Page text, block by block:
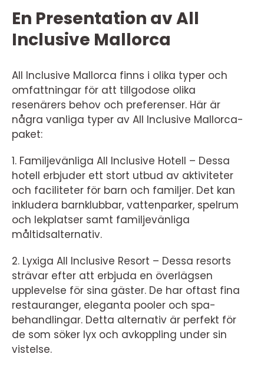
En Presentation av All
Inclusive Mallorca
All Inclusive Mallorca finns i olika typer och
omfattningar för att tillgodose olika
resenärers behov och preferenser. Här är
några vanliga typer av All Inclusive Mallorca-
paket:
1. Familjevänliga All Inclusive Hotell – Dessa
hotell erbjuder ett stort utbud av aktiviteter
och faciliteter för barn och familjer. Det kan
inkludera barnklubbar, vattenparker, spelrum
och lekplatser samt familjevänliga
måltidsalternativ.
2. Lyxiga All Inclusive Resort – Dessa resorts
strävar efter att erbjuda en överlägsen
upplevelse för sina gäster. De har oftast fina
restauranger, eleganta pooler och spa-
behandlingar. Detta alternativ är perfekt för
de som söker lyx och avkoppling under sin
vistelse.